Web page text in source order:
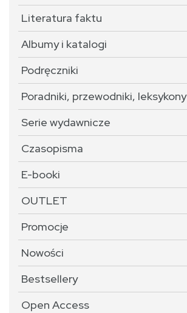
Literatura faktu
Albumy i katalogi
Podręczniki
Poradniki, przewodniki, leksykony
Serie wydawnicze
Czasopisma
E-booki
OUTLET
Promocje
Nowości
Bestsellery
Open Access